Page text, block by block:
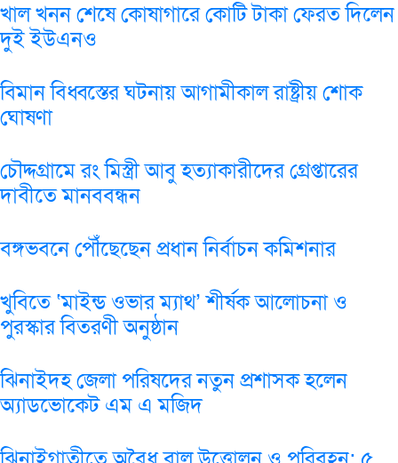
খাল খনন শেষে কোষাগারে কোটি টাকা ফেরত দিলেন
দুই ইউএনও
বিমান বিধ্বস্তের ঘটনায় আগামীকাল রাষ্ট্রীয় শোক
ঘোষণা
চৌদ্দগ্রামে রং মিস্ত্রী আবু হত্যাকারীদের গ্রেপ্তারের
দাবীতে মানববন্ধন
বঙ্গভবনে পৌঁছেছেন প্রধান নির্বাচন কমিশনার
খুবিতে ‘মাইন্ড ওভার ম্যাথ’ শীর্ষক আলোচনা ও
পুরস্কার বিতরণী অনুষ্ঠান
ঝিনাইদহ জেলা পরিষদের নতুন প্রশাসক হলেন
অ্যাডভোকেট এম এ মজিদ